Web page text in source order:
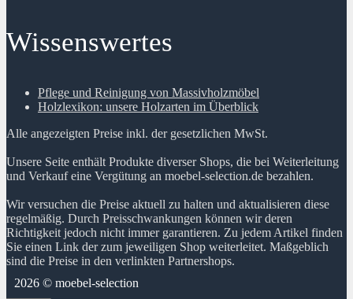
Wissenswertes
Pflege und Reinigung von Massivholzmöbel
Holzlexikon: unsere Holzarten im Überblick
Alle angezeigten Preise inkl. der gesetzlichen MwSt.
Unsere Seite enthält Produkte diverser Shops, die bei Weiterleitung
und Verkauf eine Vergütung an moebel-selection.de bezahlen.
Wir versuchen die Preise aktuell zu halten und aktualisieren diese
regelmäßig. Durch Preisschwankungen können wir deren
Richtigkeit jedoch nicht immer garantieren. Zu jedem Artikel finden
Sie einen Link der zum jeweiligen Shop weiterleitet. Maßgeblich
sind die Preise in den verlinkten Partnershops.
2026 © moebel-selection